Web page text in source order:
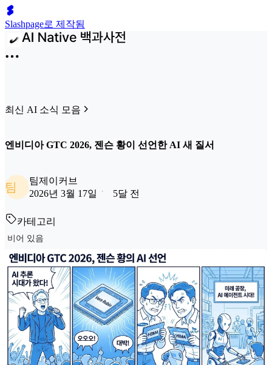
Slashpage로 제작됨
최신 AI 소식 모음
엔비디아 GTC 2026, 젠슨 황이 선언한 AI 새 질서
팀
팀제이커브
2026년 3월 17일
5달 전
카테고리
비어 있음